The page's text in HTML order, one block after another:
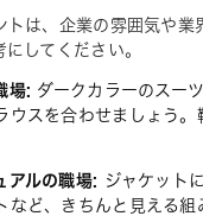
トは、企業の雰囲気や業
してください。
場: ダークカラーのスー
ウスを合わせましょう。
アルの職場: ジャケット
など、きちんと見える組